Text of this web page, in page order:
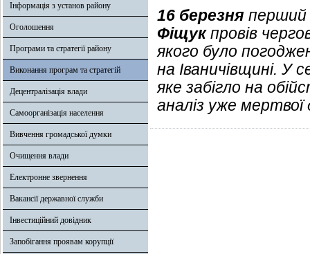
Інформація з установ району
Оголошення
Програми та стратегії району
Виконання програм та стратегій
Децентралізація влади
Самоорганізація населення
Вивчення громадської думки
Очищення влади
Електронне звернення
Вакансії державної служби
Інвестиційний довідник
Запобігання проявам корупції
16 березня перший
Фіщукпровів
якого було
на Іваничівщині. У
яке забігло на
аналіз уже мертвої